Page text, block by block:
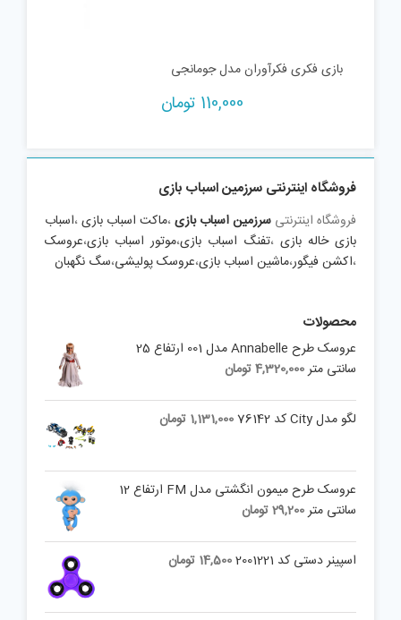
بازی فکری فکرآوران مدل جومانجی
110,000 تومان
فروشگاه اینترنتی سرزمین اسباب بازی
فروشگاه اینترنتی سرزمین اسباب بازی،ماکت اسباب بازی،اسباب
بازی خاله بازی ،تفنگ اسباب بازی،موتور اسباب بازی،عروسک
،اکشن فیگور،ماشین اسباب بازی،عروسک پولیشی،سگ نگهبان
محصولات
عروسک طرح Annabelle مدل 001 ارتفاع 25
سانتی متر4,320,000تومان
لگو مدل City کد 76142 1,131,000 تومان
عروسک طرح میمون انگشتی مدل FM ارتفاع 12
سانتی متر29,200تومان
اسپینر دستی کد 2001221 14,500 تومان